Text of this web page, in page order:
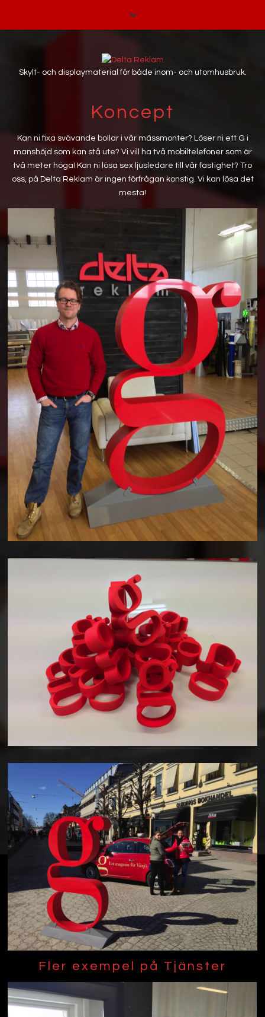
Skylt- och displaymaterial för både inom- och utomhusbruk.
Koncept
Kan ni fixa svävande bollar i vår mässmonter? Löser ni ett G i
manshöjd som kan stå ute? Vi vill ha två mobiltelefoner som är
två meter höga! Kan ni lösa sex ljusledare till vår fastighet? Tro
oss, på Delta Reklam är ingen förfrågan konstig. Vi kan lösa det
mesta!
Fler exempel på Tjänster